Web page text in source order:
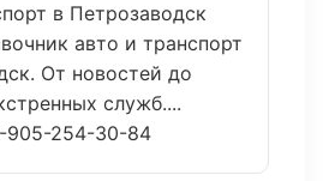
в Петрозаводск
авто и транспорт
От новостей до
служб....
905-254-30-84